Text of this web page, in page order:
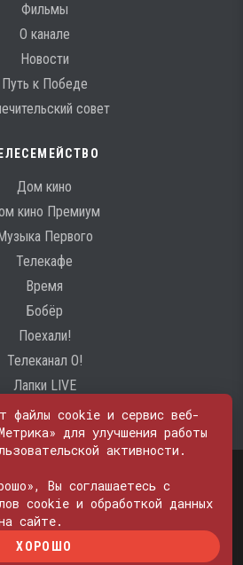
Фильмы
О канале
Новости
Путь к Победе
совет
Дом кино
кино Премиум
Первого
Телекафе
Время
Бобёр
Поехали!
Телеканал О!
Лапки LIVE
«ПОБЕДА». Все права на любые
на сайте, защищены. Любое
возможно только с согласия Редакции
файлы cookie и сервис веб-
для улучшения работы
активности.
Вы соглашаетесь с
cookie и обработкой данных
сайте.
ХОРОШО